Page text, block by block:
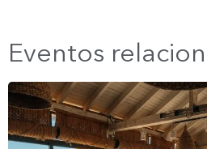
Eventos